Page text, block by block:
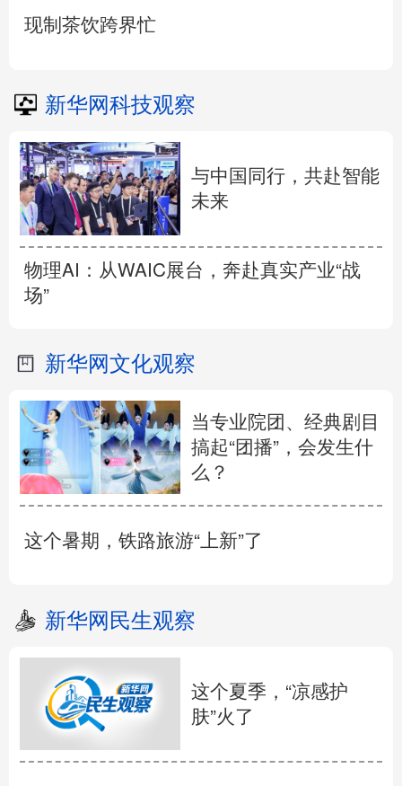
现制茶饮跨界忙
新华网科技观察
与中国同行，共赴智能
未来
物理AI：从WAIC展台，奔赴真实产业“战
场”
新华网文化观察
当专业院团、经典剧目
搞起“团播”，会发生什
么？
这个暑期，铁路旅游“上新”了
新华网民生观察
这个夏季，“凉感护
肤”火了